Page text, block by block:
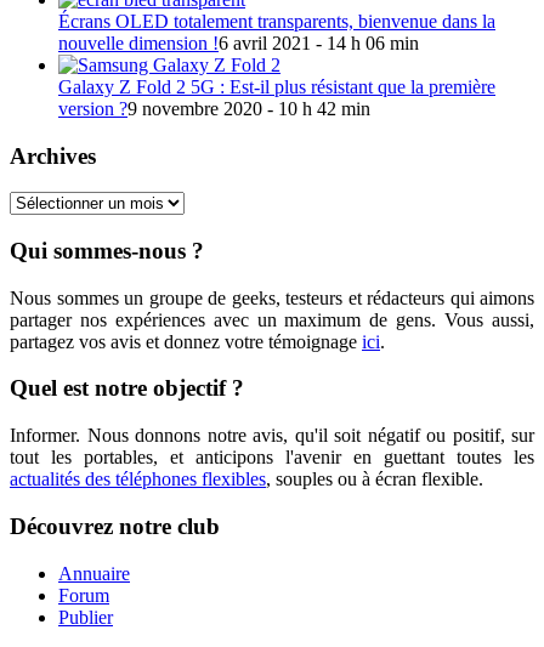
Écrans OLED totalement transparents, bienvenue dans la
nouvelle dimension !6 avril 2021 - 14 h 06 min
Galaxy Z Fold 2 5G : Est-il plus résistant que la première
version ?9 novembre 2020 - 10 h 42 min
Archives
Archives
Qui sommes-nous ?
Nous sommes un groupe de geeks, testeurs et rédacteurs qui aimons
partager nos expériences avec un maximum de gens. Vous aussi,
partagez vos avis et donnez votre témoignage ici.
Quel est notre objectif ?
Informer. Nous donnons notre avis, qu'il soit négatif ou positif, sur
tout les portables, et anticipons l'avenir en guettant toutes les
actualités des téléphones flexibles, souples ou à écran flexible.
Découvrez notre club
Annuaire
Forum
Publier